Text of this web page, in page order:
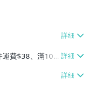
運費$38、滿100
、7-ELEVEN取
萊爾富取貨付
或消費滿$100
件運費$50、滿